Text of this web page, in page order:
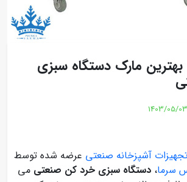
بهترین مارک دستگاه سبزی
1403/05/03
آشپزخانه صنعتی عرضه شده توسط
سرما، دستگاه سبزی خرد کن صنعتی می